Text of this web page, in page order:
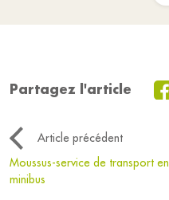
Partagez l'article
Article précédent
Moussus-service de transport en
minibus